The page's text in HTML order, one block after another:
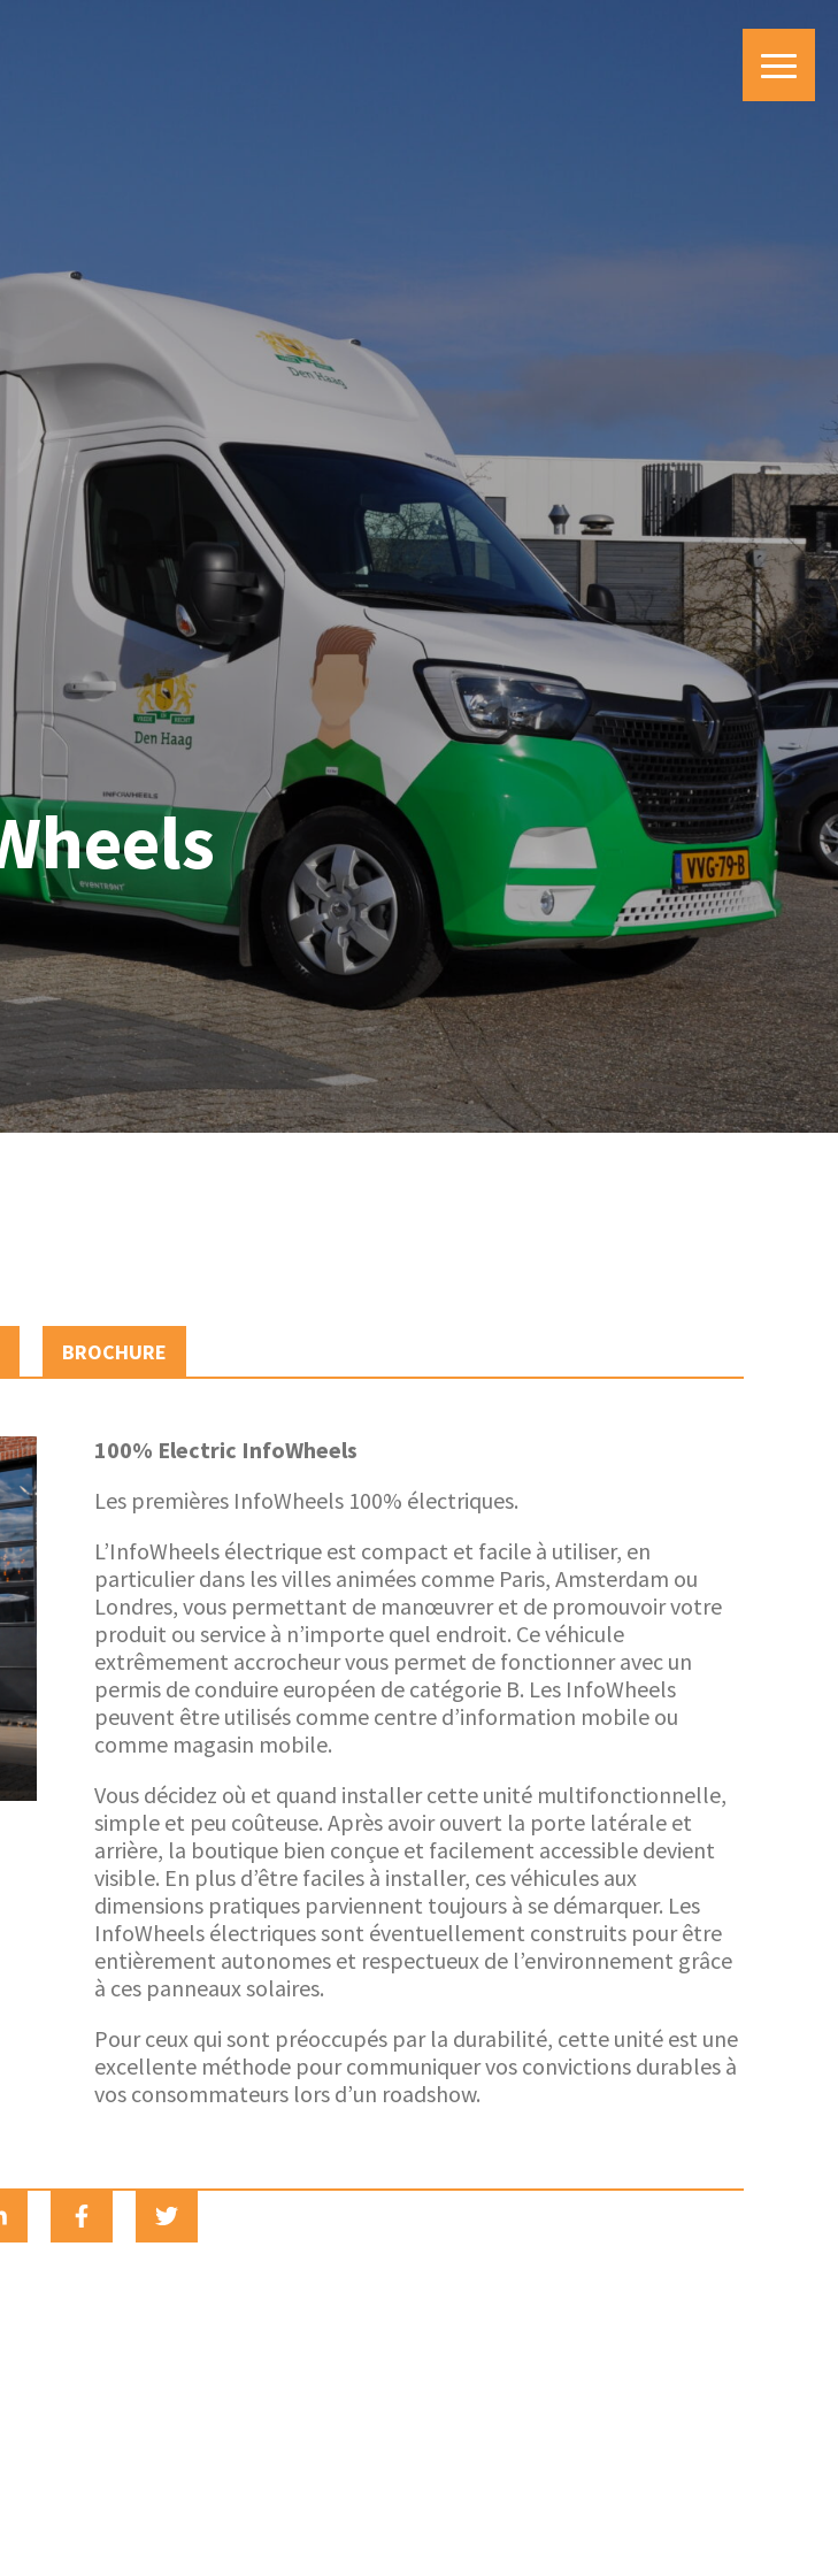
BROCHURE
100% Electric InfoWheels
Les premières InfoWheels 100% électriques.
L’InfoWheels électrique est compact et facile à utiliser, en
particulier dans les villes animées comme Paris, Amsterdam ou
Londres, vous permettant de manœuvrer et de promouvoir votre
produit ou service à n’importe quel endroit. Ce véhicule
extrêmement accrocheur vous permet de fonctionner avec un
permis de conduire européen de catégorie B. Les InfoWheels
peuvent être utilisés comme centre d’information mobile ou
comme magasin mobile.
Vous décidez où et quand installer cette unité multifonctionnelle,
simple et peu coûteuse. Après avoir ouvert la porte latérale et
arrière, la boutique bien conçue et facilement accessible devient
visible. En plus d’être faciles à installer, ces véhicules aux
dimensions pratiques parviennent toujours à se démarquer. Les
InfoWheels électriques sont éventuellement construits pour être
entièrement autonomes et respectueux de l’environnement grâce
à ces panneaux solaires.
Pour ceux qui sont préoccupés par la durabilité, cette unité est une
excellente méthode pour communiquer vos convictions durables à
vos consommateurs lors d’un roadshow.